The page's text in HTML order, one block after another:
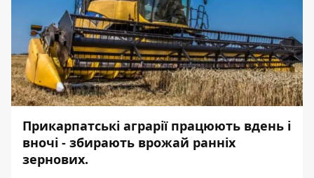
Прикарпатські аграрії працюють вдень і
вночі - збирають врожай ранніх
зернових.